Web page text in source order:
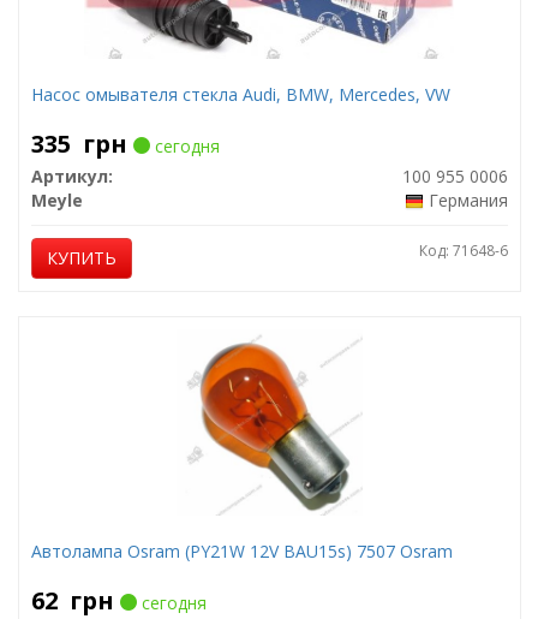
Насос омывателя стекла Audi, BMW, Mercedes, VW
335 грн
сегодня
Артикул:
100 955 0006
Meyle
Германия
КУПИТЬ Код: 71648-6
Автолампа Osram (PY21W 12V BAU15s) 7507 Osram
62 грн сегодня